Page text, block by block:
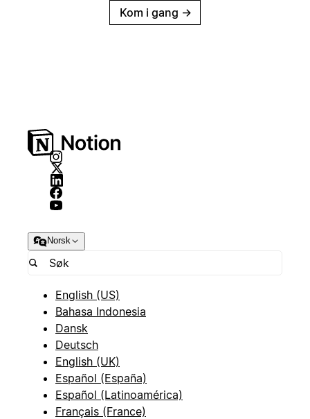
Kom i gang →
Norsk
English (US)
Bahasa Indonesia
Dansk
Deutsch
English (UK)
Español (España)
Español (Latinoamérica)
Français (France)